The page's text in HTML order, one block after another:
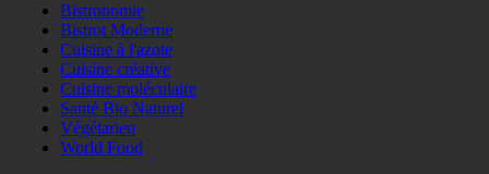
Bistronomie
Bistrot Moderne
Cuisine à l'azote
Cuisine créative
Cuisine moléculaire
Santé Bio Naturel
Végétarien
World Food